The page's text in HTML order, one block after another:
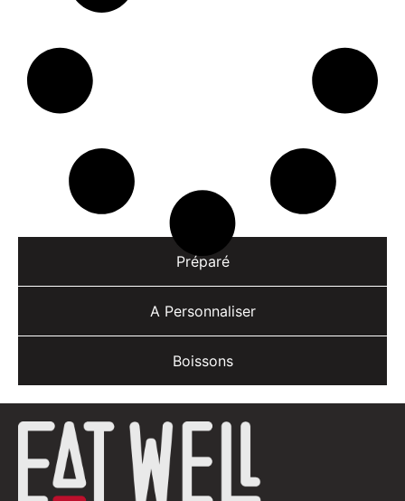
Préparé
A Personnaliser
Boissons